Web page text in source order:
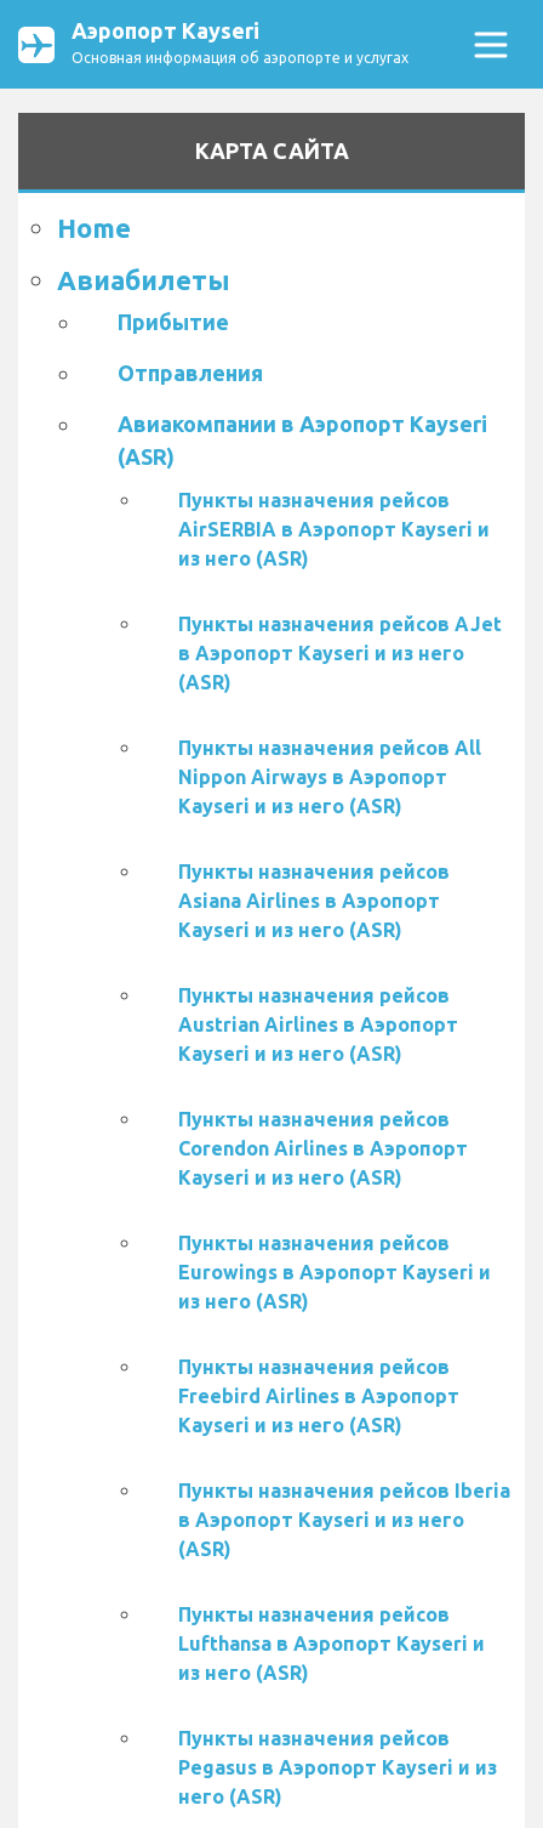
Аэропорт Kayseri
Основная информация об аэропорте и услугах
КАРТА САЙТА
Home
Авиабилеты
Прибытие
Отправления
Авиакомпании в Аэропорт Kayseri
(ASR)
Пункты назначения рейсов
AirSERBIA в Аэропорт Kayseri и
из него (ASR)
Пункты назначения рейсов AJet
в Аэропорт Kayseri и из него
(ASR)
Пункты назначения рейсов All
Nippon Airways в Аэропорт
Kayseri и из него (ASR)
Пункты назначения рейсов
Asiana Airlines в Аэропорт
Kayseri и из него (ASR)
Пункты назначения рейсов
Austrian Airlines в Аэропорт
Kayseri и из него (ASR)
Пункты назначения рейсов
Corendon Airlines в Аэропорт
Kayseri и из него (ASR)
Пункты назначения рейсов
Eurowings в Аэропорт Kayseri и
из него (ASR)
Пункты назначения рейсов
Freebird Airlines в Аэропорт
Kayseri и из него (ASR)
Пункты назначения рейсов Iberia
в Аэропорт Kayseri и из него
(ASR)
Пункты назначения рейсов
Lufthansa в Аэропорт Kayseri и
из него (ASR)
Пункты назначения рейсов
Pegasus в Аэропорт Kayseri и из
него (ASR)